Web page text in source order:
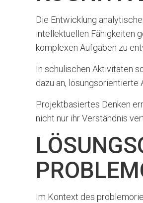
Die Entwicklung
intellektuellen Fähigkeiten
komplexen Aufgaben zu
In schulischen Aktivitäten
dazu an, lösungsorientierte
Projektbasiertes Denken
nicht nur ihr Verständnis
Im Kontext des